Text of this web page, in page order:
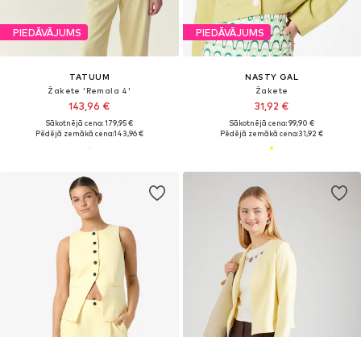
PIEDĀVĀJUMS
TATUUM
Žakete 'Remala 4'
143,96 €
Sākotnējā cena: 179,95 €
Pēdējā zemākā cena:143,96 €
PIEDĀVĀJUMS
NASTY GAL
Žakete
31,92 €
Sākotnējā cena: 99,90 €
Pēdējā zemākā cena:31,92 €